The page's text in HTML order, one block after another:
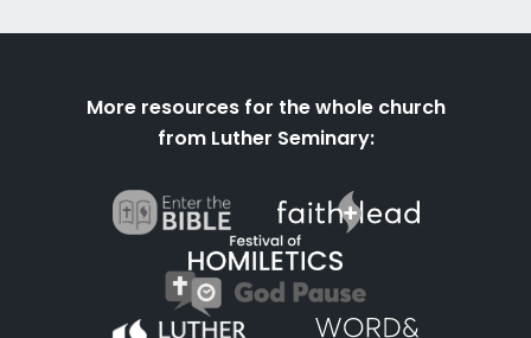
More resources for the whole church
from Luther Seminary: